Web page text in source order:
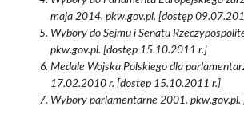
maja 2014. pkw.gov.pl. [dostęp
Wybory do Sejmu i Senatu
pkw.gov.pl. [dostęp 15.10.2011 r.]
Medale Wojska Polskiego dla
17.02.2010 r. [dostęp 15.10.2011 r.]
Wybory parlamentarne 2001.